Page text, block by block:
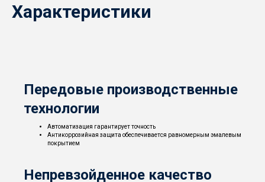
Характеристики
Передовые производственные
технологии
Автоматизация гарантирует точность
Антикоррозийная защита обеспечивается равномерным эмалевым
покрытием
Непревзойденное качество